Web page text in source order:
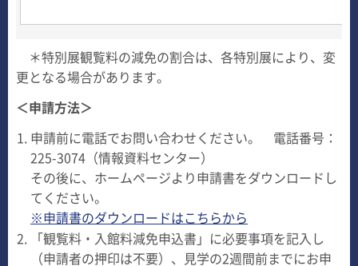
＊特別展観覧料の減免の割合は、各特別展により、変
更となる場合があります。
＜申請方法＞
申請前に電話でお問い合わせください。 電話番号：
225-3074（情報資料センター）
その後に、ホームページより申請書をダウンロードし
てください。
※申請書のダウンロードはこちらから
「観覧料・入館料減免申込書」に必要事項を記入し
（申請者の押印は不要）、見学の2週間前までにお申